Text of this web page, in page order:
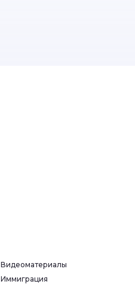
Видеоматериалы
Иммиграция